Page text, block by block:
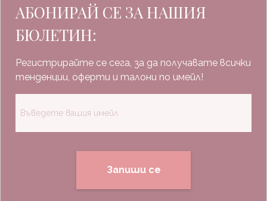
АБОНИРАЙ СЕ ЗА НАШИЯ
БЮЛЕТИН:
Регистрирайте се сега, за да получавате всички
тенденции, оферти и талони по имейл!
Запиши се